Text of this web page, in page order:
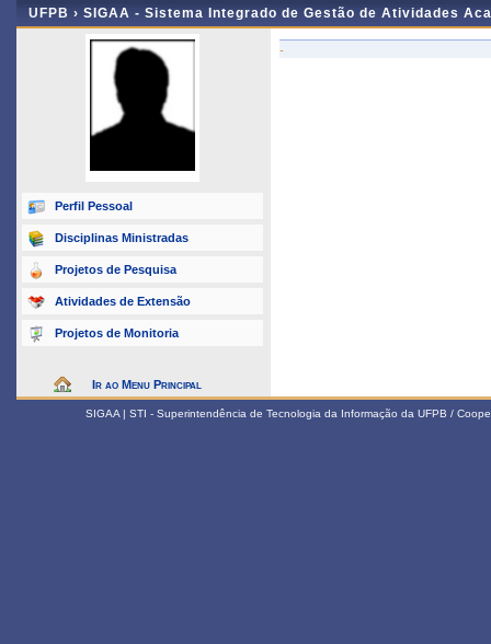
UFPB › SIGAA - Sistema Integrado de Gestão de Atividades
Perfil Pessoal
Disciplinas Ministradas
Projetos de Pesquisa
Atividades de Extensão
Projetos de Monitoria
Ir ao Menu Principal
-
SIGAA | STI - Superintendência de Tecnologia da Informação da UFPB /